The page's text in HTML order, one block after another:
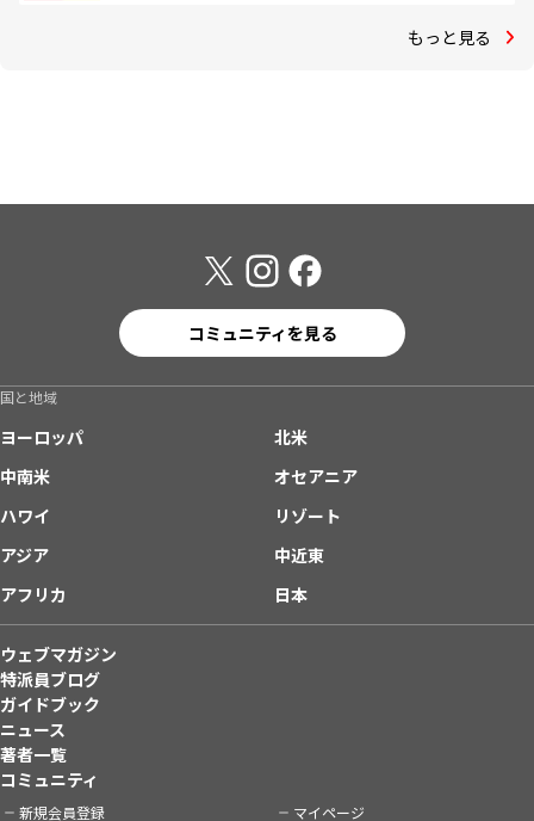
もっと見る
コミュニティを見る
国と地域
ヨーロッパ
北米
中南米
オセアニア
ハワイ
リゾート
アジア
中近東
アフリカ
日本
ウェブマガジン
特派員ブログ
ガイドブック
ニュース
著者一覧
コミュニティ
新規会員登録 マイページ